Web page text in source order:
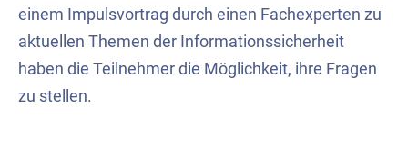
einem Impulsvortrag durch einen Fachexperten zu
aktuellen Themen der Informationssicherheit
haben die Teilnehmer die Möglichkeit, ihre Fragen
zu stellen.